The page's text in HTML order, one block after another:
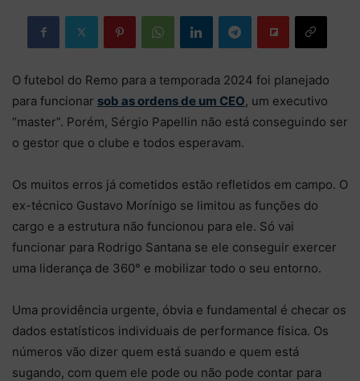
O futebol do Remo para a temporada 2024 foi planejado
para funcionar sob as ordens de um CEO, um executivo
“master”. Porém, Sérgio Papellin não está conseguindo ser
o gestor que o clube e todos esperavam.
Os muitos erros já cometidos estão refletidos em campo. O
ex-técnico Gustavo Morínigo se limitou as funções do
cargo e a estrutura não funcionou para ele. Só vai
funcionar para Rodrigo Santana se ele conseguir exercer
uma liderança de 360° e mobilizar todo o seu entorno.
Uma providência urgente, óbvia e fundamental é checar os
dados estatísticos individuais de performance física. Os
números vão dizer quem está suando e quem está
sugando, com quem ele pode ou não pode contar para